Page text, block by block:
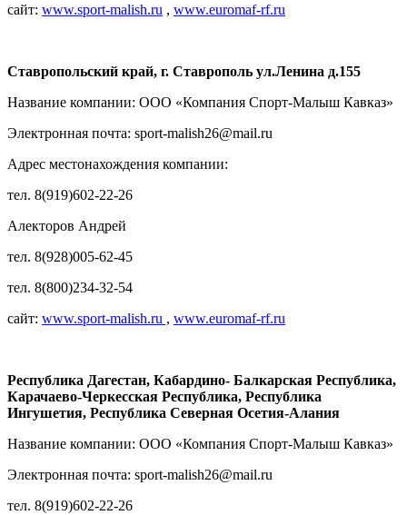
сайт: www.sport-malish.ru , www.euromaf-rf.ru
Ставропольский край, г. Ставрополь ул.Ленина д.155
Название компании: ООО «Компания Спорт-Малыш Кавказ»
Электронная почта: sport-malish26@mail.ru
Адрес местонахождения компании:
тел. 8(919)602-22-26
Алекторов Андрей
тел. 8(928)005-62-45
тел. 8(800)234-32-54
сайт: www.sport-malish.ru , www.euromaf-rf.ru
Республика Дагестан, Кабардино- Балкарская Республика,
Карачаево-Черкесская Республика, Республика
Ингушетия, Республика Северная Осетия-Алания
Название компании: ООО «Компания Спорт-Малыш Кавказ»
Электронная почта: sport-malish26@mail.ru
тел. 8(919)602-22-26